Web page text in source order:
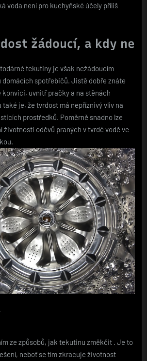
voda není pro kuchyňské účely příliš
žádoucí, a kdy ne
tekutiny je však nežádoucím
domácích spotřebičů. Jistě dobře znáte
konvici, uvnitř pračky a na stěnách
také je, že tvrdost má nepříznivý vliv na
prostředků. Poměrně snadno lze
životnosti oděvů praných v tvrdé vodě ve
ze způsobů, jak tekutinu změkčit . Je to
neboť se tím zkracuje životnost